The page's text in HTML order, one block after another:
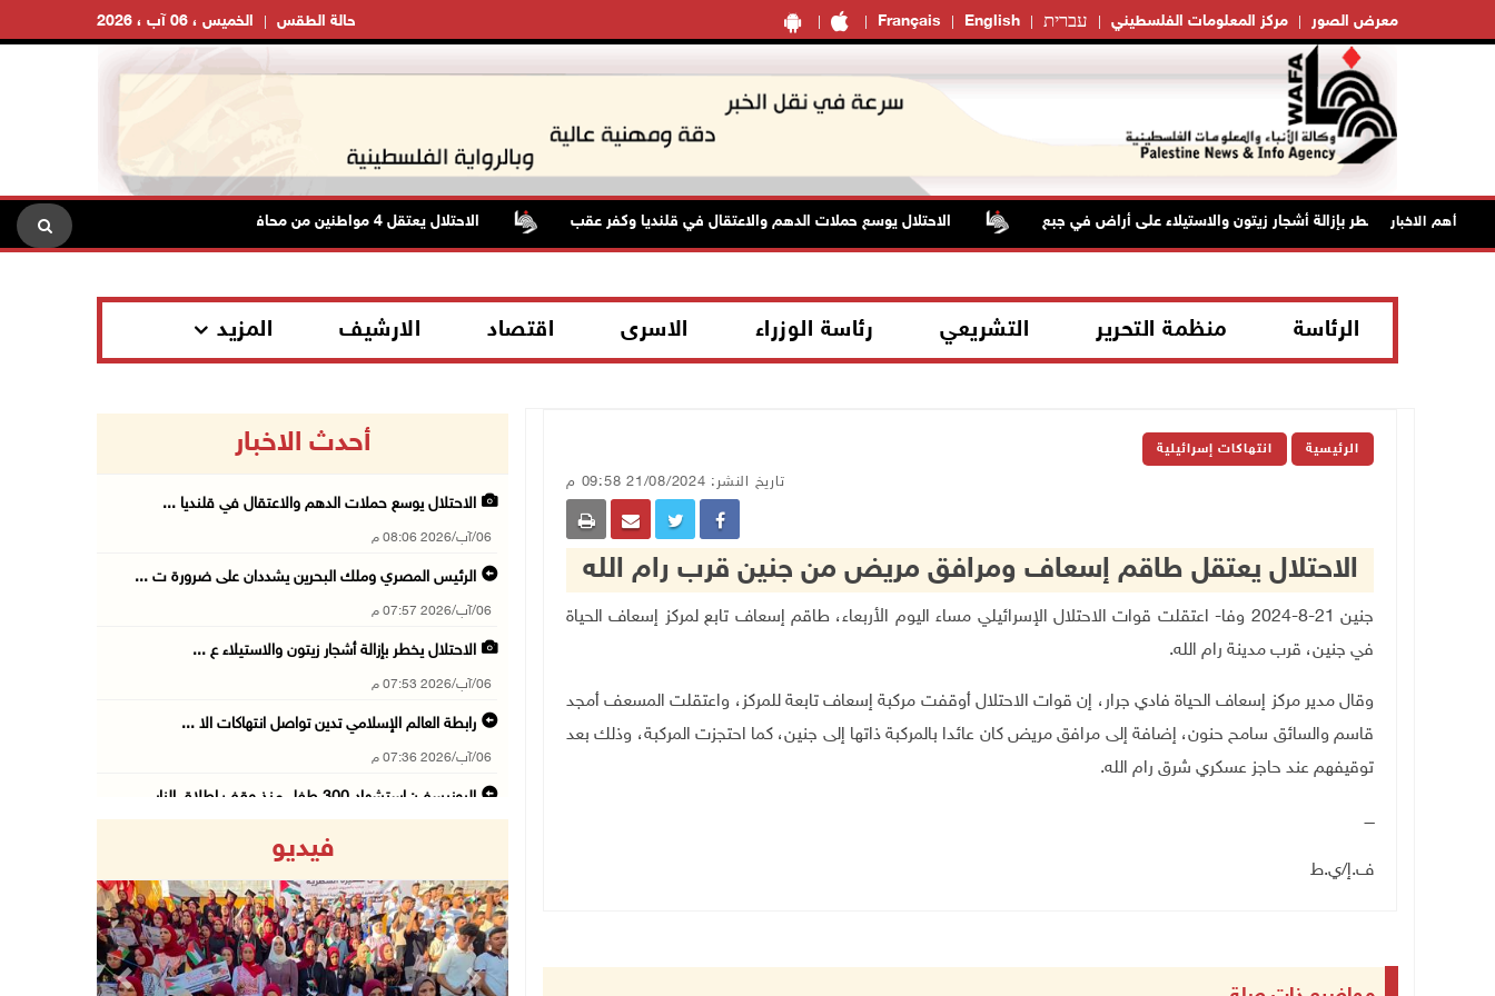
Français English עברית مركز المعلومات الفلسطيني معرض الصور الخميس ، 06 آب ، 2026 حالة الطقس
أهم الاخبار
الاحتلال يخطر بإزالة أشجار زيتون والاستيلاء على أراض في جبع الاحتلال يوسع حملات الدهم والاعتقال في قلنديا وكفر عقب الاحتلال يعتقل 4 مواطنين من محافظة نابلس الاحتلال يعتقل
الرئاسة منظمة التحرير التشريعي رئاسة الوزراء الاسرى اقتصاد الارشيف المزيد
الرئيسية انتهاكات إسرائيلية
تاريخ النشر: 21/08/2024 09:58 م
الاحتلال يعتقل طاقم إسعاف ومرافق مريض من جنين قرب رام الله
جنين 21-8-2024 وفا- اعتقلت قوات الاحتلال الإسرائيلي مساء اليوم الأربعاء، طاقم إسعاف تابع لمركز إسعاف الحياة
في جنين، قرب مدينة رام الله.
وقال مدير مركز إسعاف الحياة فادي جرار، إن قوات الاحتلال أوقفت مركبة إسعاف تابعة للمركز، واعتقلت المسعف أمجد
قاسم والسائق سامح حنون، إضافة إلى مرافق مريض كان عائدا بالمركبة ذاتها إلى جنين، كما احتجزت المركبة، وذلك بعد
توقيفهم عند حاجز عسكري شرق رام الله.
ــــ
ف.إ/ي.ط
أحدث الاخبار
الاحتلال يوسع حملات الدهم والاعتقال في قلنديا ...
06/آب/2026 08:06 م
الرئيس المصري وملك البحرين يشددان على ضرورة ت ...
06/آب/2026 07:57 م
الاحتلال يخطر بإزالة أشجار زيتون والاستيلاء ع ...
06/آب/2026 07:53 م
رابطة العالم الإسلامي تدين تواصل انتهاكات الا ...
06/آب/2026 07:36 م
اليونيسف: استشهاد 300 طفل منذ وقف إطلاق النار ...
06/آب/2026 07:27 م
إصابتان بالرصاص والاعتداء خلال اقتحام الاحتلا ...
06/آب/2026 06:56 م
فيديو
Previous Next